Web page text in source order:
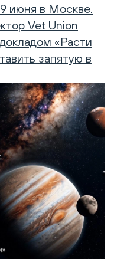
июня в Москве.
Vet Union
«Расти
запятую в